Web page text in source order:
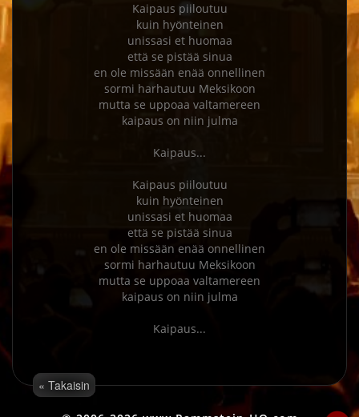
Kaipaus piiloutuu
kuin hyönteinen
unissasi et huomaa
että se pistää sinua
en ole missään enää onnellinen
sormi harhautuu Meksikoon
mutta se uppoaa valtamereen
kaipaus on niin julma
Kaipaus...
Kaipaus piiloutuu
kuin hyönteinen
unissasi et huomaa
että se pistää sinua
en ole missään enää onnellinen
sormi harhautuu Meksikoon
mutta se uppoaa valtamereen
kaipaus on niin julma
« Takaisin